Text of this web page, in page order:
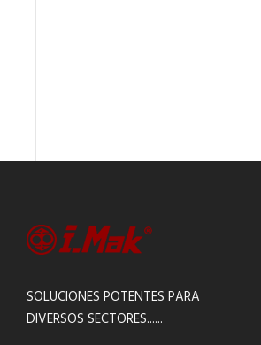
SOLUCIONES POTENTES PARA
DIVERSOS SECTORES......